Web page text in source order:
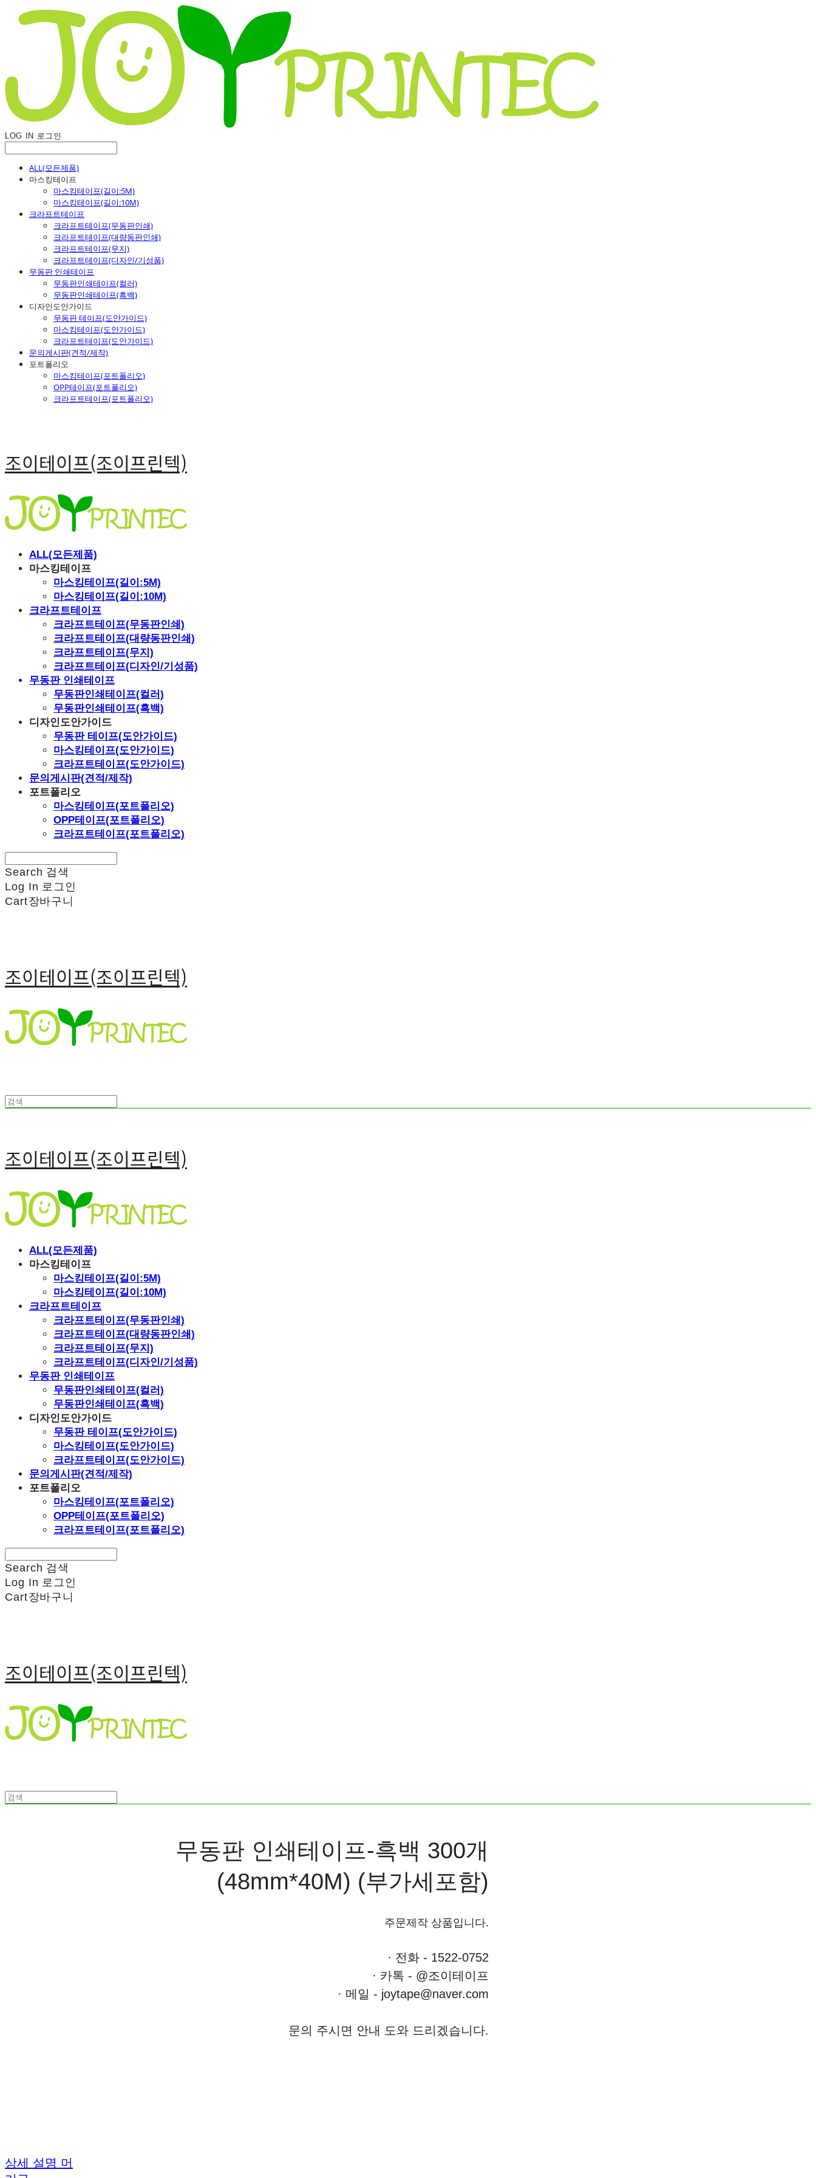
LOG IN 로그인
ALL(모든제품)
마스킹테이프
마스킹테이프(길이:5M)
마스킹테이프(길이:10M)
크라프트테이프
크라프트테이프(무동판인쇄)
크라프트테이프(대량동판인쇄)
크라프트테이프(무지)
크라프트테이프(디자인/기성품)
무동판 인쇄테이프
무동판인쇄테이프(컬러)
무동판인쇄테이프(흑백)
디자인도안가이드
무동판 테이프(도안가이드)
마스킹테이프(도안가이드)
크라프트테이프(도안가이드)
문의게시판(견적/제작)
포트폴리오
마스킹테이프(포트폴리오)
OPP테이프(포트폴리오)
크라프트테이프(포트폴리오)
조이테이프(조이프린텍)
ALL(모든제품)
마스킹테이프
마스킹테이프(길이:5M)
마스킹테이프(길이:10M)
크라프트테이프
크라프트테이프(무동판인쇄)
크라프트테이프(대량동판인쇄)
크라프트테이프(무지)
크라프트테이프(디자인/기성품)
무동판 인쇄테이프
무동판인쇄테이프(컬러)
무동판인쇄테이프(흑백)
디자인도안가이드
무동판 테이프(도안가이드)
마스킹테이프(도안가이드)
크라프트테이프(도안가이드)
문의게시판(견적/제작)
포트폴리오
마스킹테이프(포트폴리오)
OPP테이프(포트폴리오)
크라프트테이프(포트폴리오)
Search 검색
Log In 로그인
Cart장바구니
조이테이프(조이프린텍)
조이테이프(조이프린텍)
ALL(모든제품)
마스킹테이프
마스킹테이프(길이:5M)
마스킹테이프(길이:10M)
크라프트테이프
크라프트테이프(무동판인쇄)
크라프트테이프(대량동판인쇄)
크라프트테이프(무지)
크라프트테이프(디자인/기성품)
무동판 인쇄테이프
무동판인쇄테이프(컬러)
무동판인쇄테이프(흑백)
디자인도안가이드
무동판 테이프(도안가이드)
마스킹테이프(도안가이드)
크라프트테이프(도안가이드)
문의게시판(견적/제작)
포트폴리오
마스킹테이프(포트폴리오)
OPP테이프(포트폴리오)
크라프트테이프(포트폴리오)
Search 검색
Log In 로그인
Cart장바구니
조이테이프(조이프린텍)
무동판 인쇄테이프-흑백 300개
(48mm*40M) (부가세포함)
주문제작 상품입니다.
· 전화 - 1522-0752
· 카톡 - @조이테이프
· 메일 - joytape@naver.com
문의 주시면 안내 도와 드리겠습니다.
상세 설명 머